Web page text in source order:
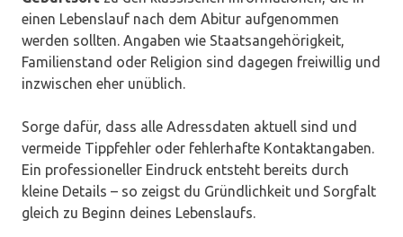
einen Lebenslauf nach dem Abitur aufgenommen
werden sollten. Angaben wie Staatsangehörigkeit,
Familienstand oder Religion sind dagegen freiwillig und
inzwischen eher unüblich.
Sorge dafür, dass alle Adressdaten aktuell sind und
vermeide Tippfehler oder fehlerhafte Kontaktangaben.
Ein professioneller Eindruck entsteht bereits durch
kleine Details – so zeigst du Gründlichkeit und Sorgfalt
gleich zu Beginn deines Lebenslaufs.